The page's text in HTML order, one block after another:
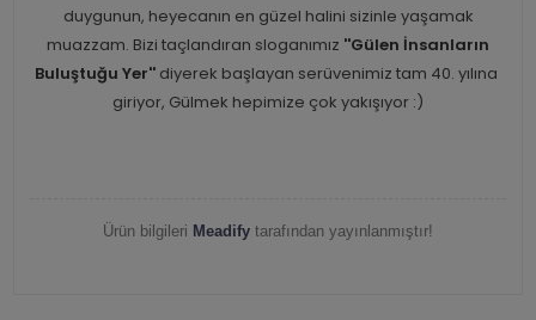
duygunun, heyecanın en güzel halini sizinle yaşamak
muazzam. Bizi taçlandıran sloganımız ''Gülen İnsanların
Buluştuğu Yer'' diyerek başlayan serüvenimiz tam 40. yılına
giriyor, Gülmek hepimize çok yakışıyor :)
Ürün bilgileri Meadify tarafından yayınlanmıştır!